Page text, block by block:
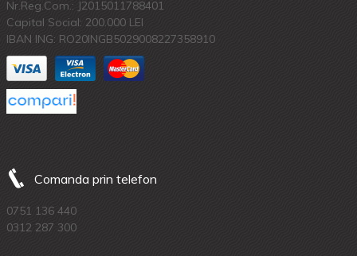
Nr.Reg.Com.: J2015011788401
Capital Social: 200.000 LEI
IBAN ING: RO20INGB5029008227358910
Comanda prin telefon
0751 136 440
0312 287 300